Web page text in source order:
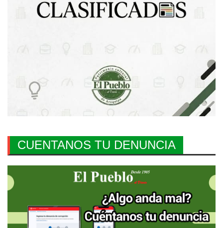
CUENTANOS TU DENUNCIA